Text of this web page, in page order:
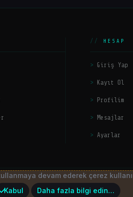
HESAP
Giriş Yap
Kayıt Ol
Profilim
Mesajlar
Ayarlar
devam ederek çerez
Kabul
Daha fazla bilgi edin…